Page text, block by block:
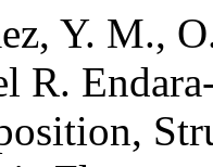
Y. M.,
R.